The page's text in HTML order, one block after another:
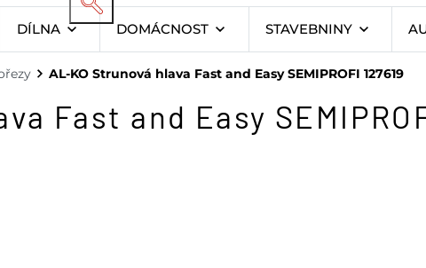
DÍLNA DOMÁCNOST STAVEBNINY
AL-KO Strunová hlava Fast and Easy SEMIPROFI 127619
Fast and Easy